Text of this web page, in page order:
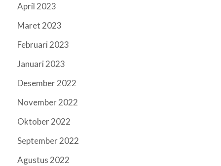
April 2023
Maret 2023
Februari 2023
Januari 2023
Desember 2022
November 2022
Oktober 2022
September 2022
Agustus 2022